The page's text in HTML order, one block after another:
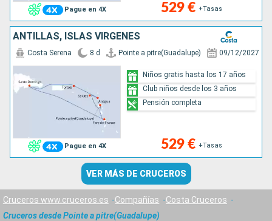
Pague en 4X 529 € +Tasas
ANTILLAS, ISLAS VÍRGENES
Pague en 4X
Costa Serena 8 d Pointe a pitre(Guadalupe) 09/12/2027
529 € +Tasas
Niños gratis hasta los 17 años
Club niños desde los 3 años
Pensión completa
VER MÁS DE CRUCEROS
Cruceros www.cruceros.es Compañías
Costa Cruceros
Cruceros desde Pointe a pitre(Guadalupe)